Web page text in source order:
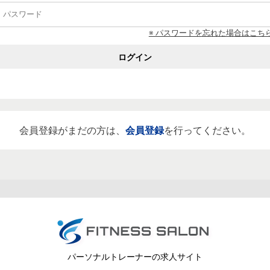
※ パスワードを忘れた場合はこち
ログイン
会員登録がまだの方は、 会員登録を行ってください。
パーソナルトレーナーの求人サイト